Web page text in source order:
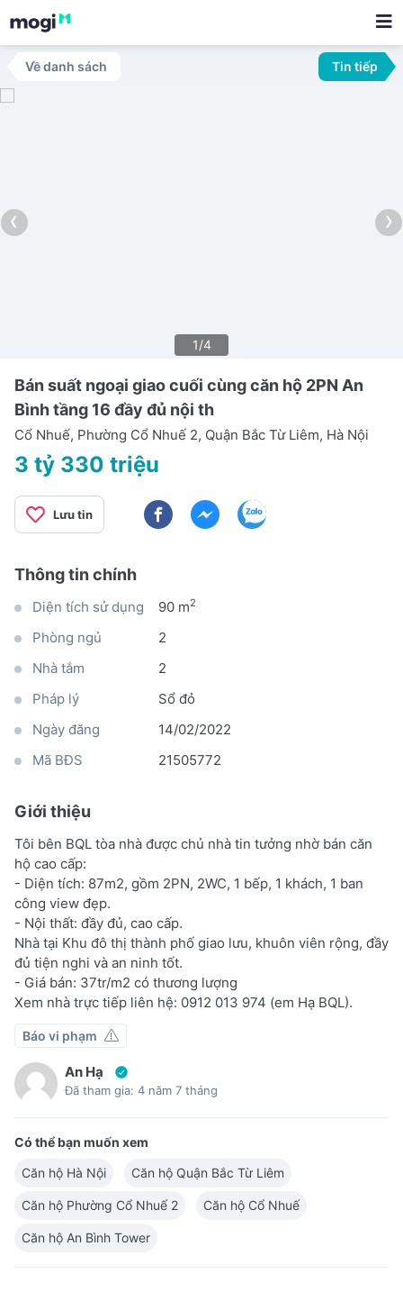
Về danh sách Tin tiếp
‹ ›
1/4
Bán suất ngoại giao cuối cùng căn hộ 2PN An
Bình tầng 16 đầy đủ nội th
Cổ Nhuế, Phường Cổ Nhuế 2, Quận Bắc Từ Liêm, Hà Nội
3 tỷ 330 triệu
Lưu tin
Thông tin chính
Diện tích sử dụng 90 m2
Phòng ngủ
2
Nhà tắm
2
Pháp lý
Sổ đỏ
Ngày đăng
14/02/2022
Mã BĐS
21505772
Giới thiệu
Tôi bên BQL tòa nhà được chủ nhà tin tưởng nhờ bán căn
hộ cao cấp:
- Diện tích: 87m2, gồm 2PN, 2WC, 1 bếp, 1 khách, 1 ban
công view đẹp.
- Nội thất: đầy đủ, cao cấp.
Nhà tại Khu đô thị thành phố giao lưu, khuôn viên rộng, đầy
đủ tiện nghi và an ninh tốt.
- Giá bán: 37tr/m2 có thương lượng
Xem nhà trực tiếp liên hệ: 0912 013 974 (em Hạ BQL).
Báo vi phạm
An Hạ
Đã tham gia: 4 năm 7 tháng
Có thể bạn muốn xem
Căn hộ Hà Nội
Căn hộ Quận Bắc Từ Liêm
Căn hộ Phường Cổ Nhuế 2 Căn hộ Cổ Nhuế
Căn hộ An Bình Tower